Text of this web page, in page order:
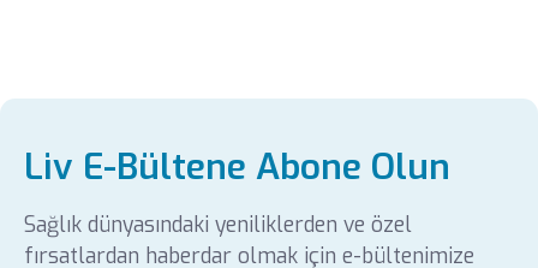
Liv E-Bültene Abone Olun
Sağlık dünyasındaki yeniliklerden ve özel
fırsatlardan haberdar olmak için e-bültenimize